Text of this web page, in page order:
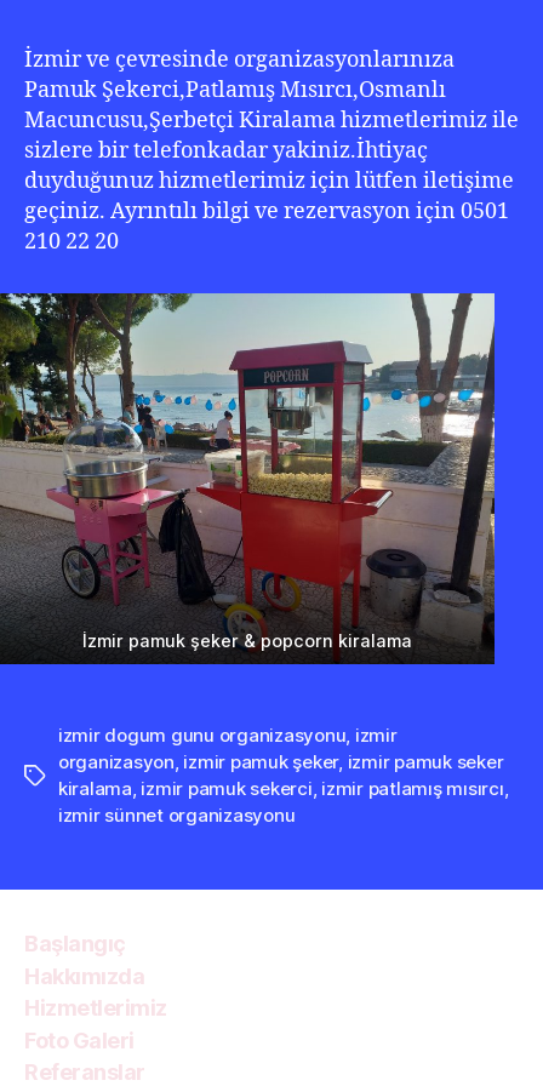
22
İzmir ve çevresinde organizasyonlarınıza
Pamuk Şekerci,Patlamış Mısırcı,Osmanlı
Macuncusu,Şerbetçi Kiralama hizmetlerimiz ile
sizlere bir telefonkadar yakiniz.İhtiyaç
duyduğunuz hizmetlerimiz için lütfen iletişime
geçiniz. Ayrıntılı bilgi ve rezervasyon için 0501
210 22 20
İzmir pamuk şeker & popcorn kiralama
Etiketler
izmir dogum gunu organizasyonu izmir
organizasyon izmir pamuk şeker, izmir pamuk seker
kiralama izmir pamuk sekerci izmir patlamış mısırcı
izmir sünnet organizasyonu
Başlangıç
Hakkımızda
Hizmetlerimiz
Foto Galeri
Referanslar